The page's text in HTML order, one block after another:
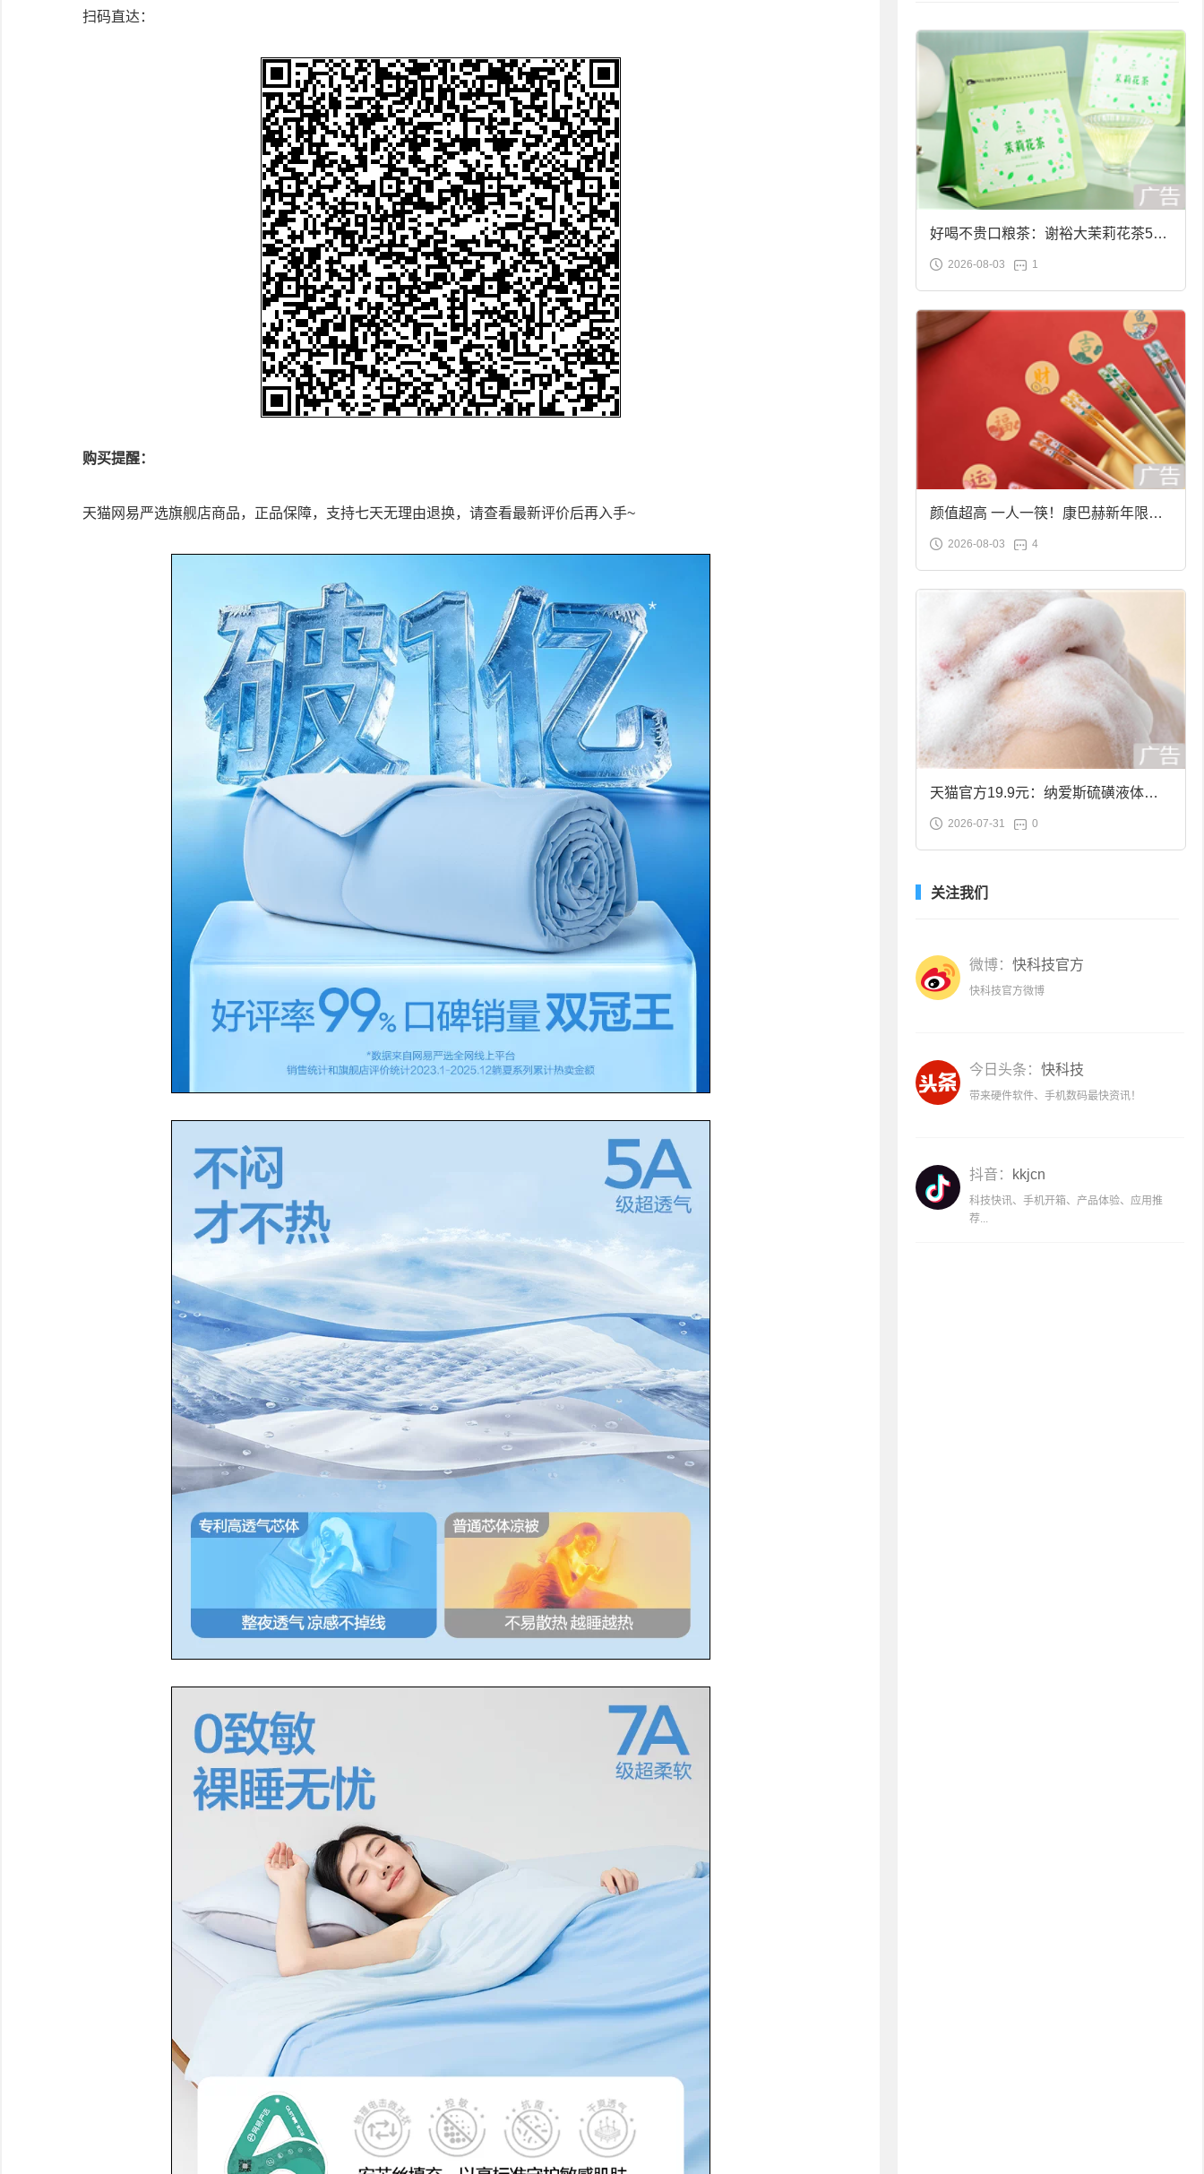
扫码直达：
购买提醒：
天猫网易严选旗舰店商品，正品保障，支持七天无理由退换，请查看最新评价后再入手~
好喝不贵口粮茶：谢裕大茉莉花茶50g
袋装9.9元到手
2026-08-03 1
颜值超高 一人一筷！康巴赫新年限定
合金筷子大促：19.9元
2026-08-03 4
天猫官方19.9元：纳爱斯硫磺液体香
皂2斤大促
2026-07-31 0
关注我们
微博： 快科技官方
快科技官方微博
今日头条： 快科技
带来硬件软件、手机数码最快资讯！
抖音： kkjcn
科技快讯、手机开箱、产品体验、应用推
荐...